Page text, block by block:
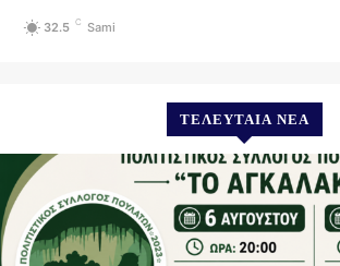
32.5 C Sami
ΤΕΛΕΥΤΑΊΑ ΝΈΑ